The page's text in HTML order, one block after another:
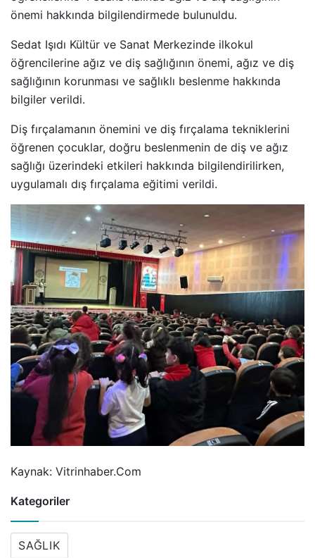
önemi hakkında bilgilendirmede bulunuldu.
Sedat Işıdı Kültür ve Sanat Merkezinde ilkokul
öğrencilerine ağız ve diş sağlığının önemi, ağız ve diş
sağlığının korunması ve sağlıklı beslenme hakkında
bilgiler verildi.
Diş fırçalamanın önemini ve diş fırçalama tekniklerini
öğrenen çocuklar, doğru beslenmenin de diş ve ağız
sağlığı üzerindeki etkileri hakkında bilgilendirilirken,
uygulamalı dış fırçalama eğitimi verildi.
Kaynak: Vitrinhaber.Com
Kategoriler
SAĞLIK